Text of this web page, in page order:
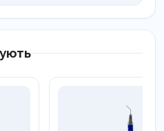
аромат.